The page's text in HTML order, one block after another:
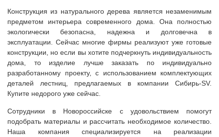
Конструкция из натурального дерева является незаменимым
предметом интерьера современного дома. Она полностью
экологически безопасна, надежна и долговечна в
эксплуатации. Сейчас многие фирмы реализуют уже готовые
конструкции, но если вы хотите подчеркнуть индивидуальность
дома, то изделие лучше заказать по индивидуально
разработанному проекту, с использованием комплектующих
деталей лестниц, предлагаемых в компании Сибирь-SV.
Купите недорого уже сейчас.
Сотрудники в Новороссийске с удовольствием помогут
подобрать материалы и рассчитать необходимое количество.
Наша компания специализируется на реализации